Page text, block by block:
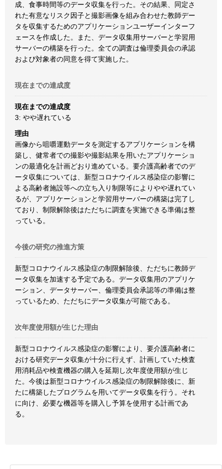
成、食事時間等のデータ収集を行った。その結果、同定さ
れた有意なリスク因子と撮影画像を組み合わせた教師デー
タを収集するためのアプリケーションユーザーインターフ
ェースを作成した。また、データ収集用サーバーと学習用
サーバーの構築を行った。全ての調査は倫理委員会の承認
および対象者の同意を得て実施した。
現在までの達成度
現在までの達成度
3: やや遅れている
理由
画像から咀嚼運動データを測定するアプリケーションを構
築し、健常者での撮影や撮影結果を用いたアプリケーショ
ンの最適化を計画どおり進めている。要介護高齢者でのデ
ータ収集については、新型コロナウイルス感染症の影響に
よる高齢者施設等への立ち入り制限等によりやや遅れてい
るが、アプリケーションと学習用サーバーの構築は完了し
ており、制限解除後はただちに調査を実施できる準備は整
っている。
今後の研究の推進方策
新型コロナウイルス感染症の制限解除後、ただちに教師デ
ータ収集を加速する予定である。データ収集用のアプリケ
ーション、データサーバー、倫理委員会承認等の準備は整
っているため、ただちにデータ収集が可能である。
次年度使用額が生じた理由
新型コロナウイルス感染症の影響により、要介護高齢者に
おける研究データ収集が十分に行えず、計画していた検査
用消耗品や検査機器の購入を延期し次年度使用額が生じ
た。今後は新型コロナウイルス感染症の制限解除後に、新
たに構築したプログラムを用いてデータ収集を行う。それ
に向け、必要な機器等を購入し予算を使用する計画であ
る。